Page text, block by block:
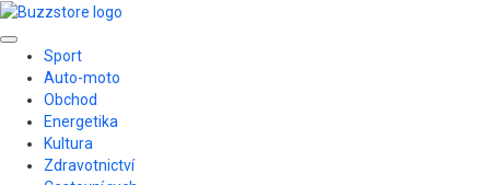
Skip
content
Primary
Menu
Sport
Auto-moto
Obchod
Energetika
Kultura
Zdravotnictví